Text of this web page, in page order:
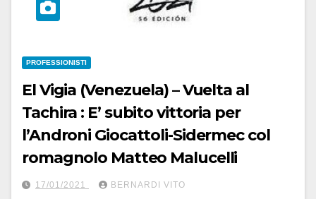
PROFESSIONISTI
El Vigia (Venezuela) – Vuelta al
Tachira : E’ subito vittoria per
l’Androni Giocattoli-Sidermec col
romagnolo Matteo Malucelli
17/01/2021 BERNARDI VITO